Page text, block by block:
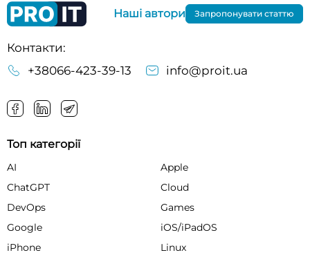
Контакти:
+38066-423-39-13
info@proit.ua
Наші автори Запропонувати статтю
Топ категорії
AI
Apple
ChatGPT
Cloud
DevOps
Games
Google
iOS/iPadOS
iPhone
Linux